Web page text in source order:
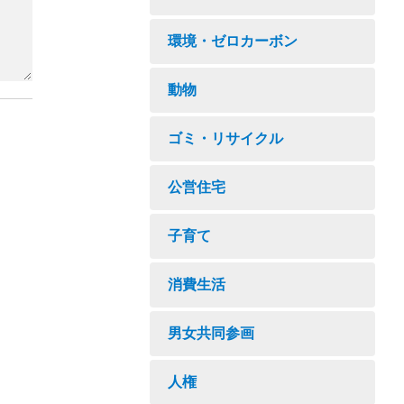
環境・ゼロカーボン
動物
ゴミ・リサイクル
公営住宅
子育て
消費生活
男女共同参画
人権